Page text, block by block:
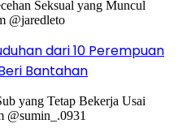
dari 10 Perempuan
Bantahan